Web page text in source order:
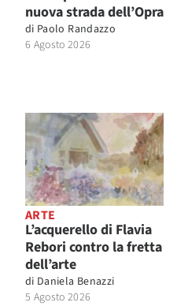
nuova strada dell’Opra
di Paolo Randazzo
6 Agosto 2026
ARTE
L’acquerello di Flavia
Rebori contro la fretta
dell’arte
di Daniela Benazzi
5 Agosto 2026